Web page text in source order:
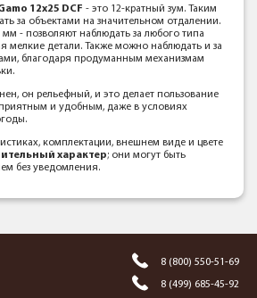
12x25 DCF - это 12-кратный зум. Таким
за объектами на значительном отдалении.
- позволяют наблюдать за любого типа
мелкие детали. Также можно наблюдать и за
благодаря продуманным механизмам
он рельефный, и это делает пользование
и удобным, даже в условиях
комплектации, внешнем виде и цвете
характер; они могут быть
без уведомления.
8 (800) 550-51-69
8 (499) 685-45-92